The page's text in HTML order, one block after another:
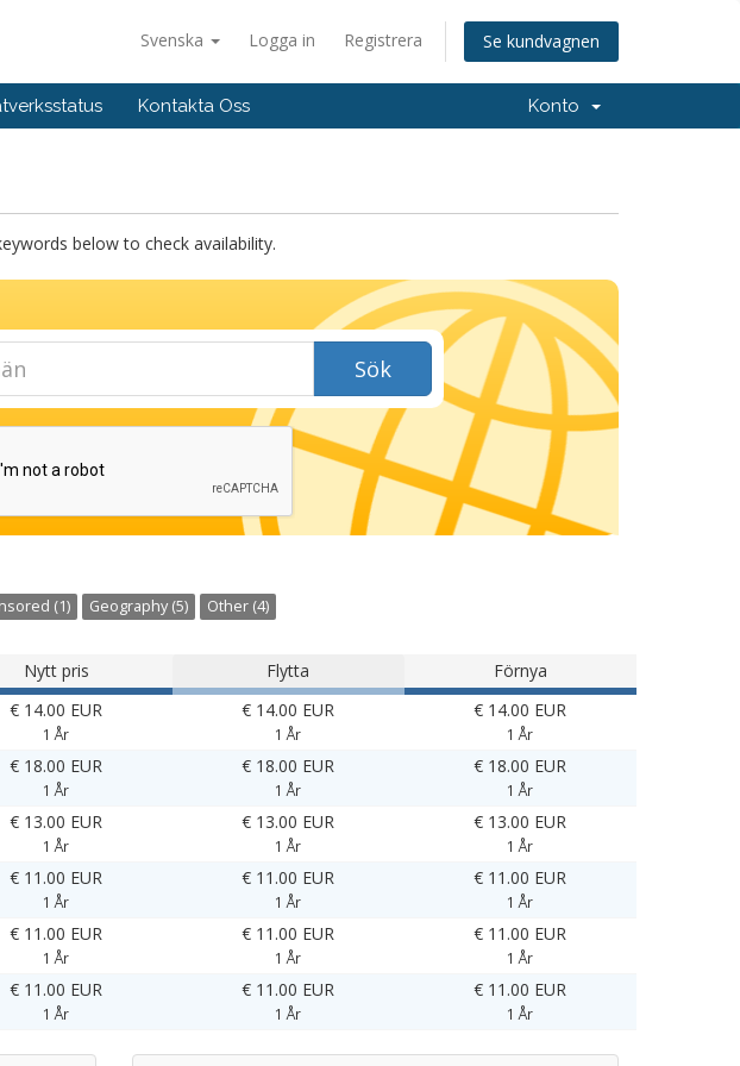
Svenska Logga in Registrera Se kundvagnen
Kontakta Oss Konto
below to check availability.
Sök
(1) Geography (5) Other (4)
Nytt pris Flytta Förnya
€ 14.00 EUR
1 År
€ 14.00 EUR
1 År
€ 14.00 EUR
1 År
€ 18.00 EUR
1 År
€ 18.00 EUR
1 År
€ 18.00 EUR
1 År
€ 13.00 EUR
1 År
€ 13.00 EUR
1 År
€ 13.00 EUR
1 År
€ 11.00 EUR
1 År
€ 11.00 EUR
1 År
€ 11.00 EUR
1 År
€ 11.00 EUR
1 År
€ 11.00 EUR
1 År
€ 11.00 EUR
1 År
€ 11.00 EUR
1 År
€ 11.00 EUR
1 År
€ 11.00 EUR
1 År